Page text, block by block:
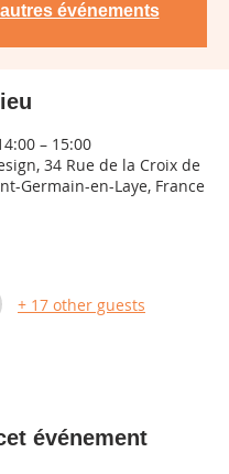
événements
– 15:00
34 Rue de la Croix de
Germain-en-Laye, France
+ 17 other guests
événement